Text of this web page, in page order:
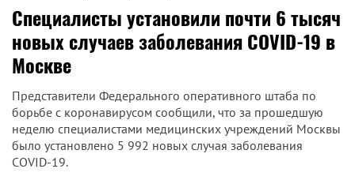
Специалисты установили почти 6 тысяч
новых случаев заболевания COVID-19 в
Москве
Представители Федерального оперативного штаба по
борьбе с коронавирусом сообщили, что за прошедшую
неделю специалистами медицинских учреждений Москвы
было установлено 5 992 новых случая заболевания
COVID-19.